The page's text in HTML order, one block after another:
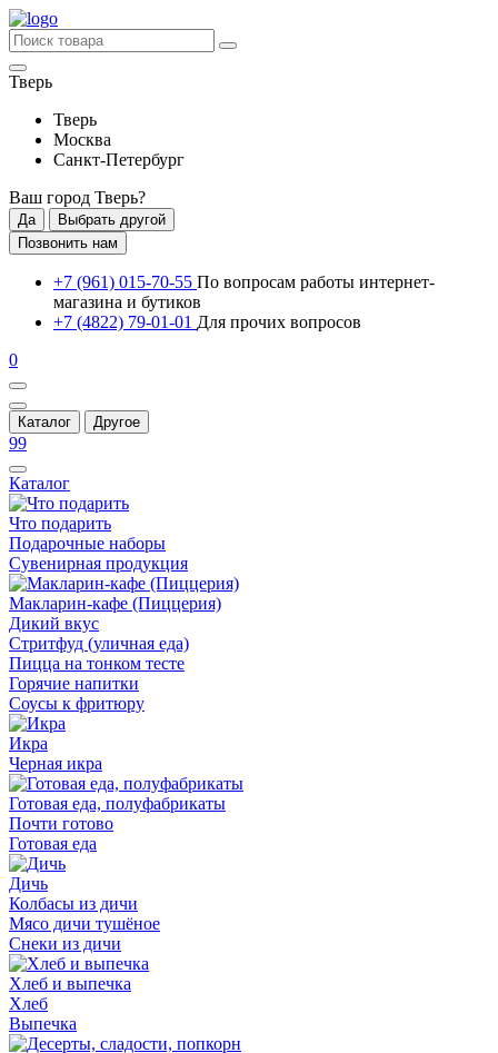
Тверь
Тверь
Москва
Санкт-Петербург
Ваш город Тверь?
Да
Выбрать другой
Позвонить нам
+7 (961) 015-70-55 По вопросам работы интернет-
магазина и бутиков
+7 (4822) 79-01-01 Для прочих вопросов
0
Каталог Другое
99
Каталог
Что подарить
Подарочные наборы
Сувенирная продукция
Макларин-кафе (Пиццерия)
Дикий вкус
Стритфуд (уличная еда)
Пицца на тонком тесте
Горячие напитки
Соусы к фритюру
Икра
Черная икра
Готовая еда, полуфабрикаты
Почти готово
Готовая еда
Дичь
Колбасы из дичи
Мясо дичи тушёное
Снеки из дичи
Хлеб и выпечка
Хлеб
Выпечка